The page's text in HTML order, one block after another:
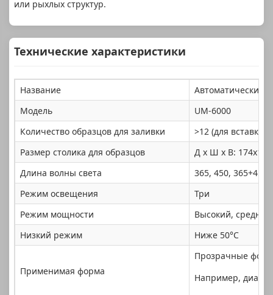
или рыхлых структур.
Технические характеристики
Название
Автоматический
Модель
UM-6000
Количество образцов для заливки
>12 (для вставки
Размер столика для образцов
Д x Ш x В:
Длина волны света
365, 450, 365+450
Режим освещения
Три
Режим мощности
Высокий,
Низкий режим
Ниже 50°C
Применимая форма
Прозрачные
Например,